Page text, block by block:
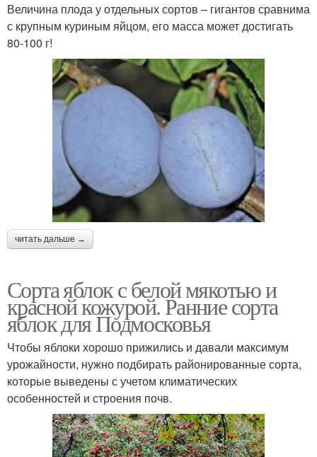
Величина плода у отдельных сортов – гигантов сравнима
с крупным куриным яйцом, его масса может достигать
80-100 г!
читать дальше →
Сорта яблок с белой мякотью и
красной кожурой. Ранние сорта
яблок для Подмосковья
Чтобы яблоки хорошо прижились и давали максимум
урожайности, нужно подбирать районированные сорта,
которые выведены с учетом климатических
особенностей и строения почв.